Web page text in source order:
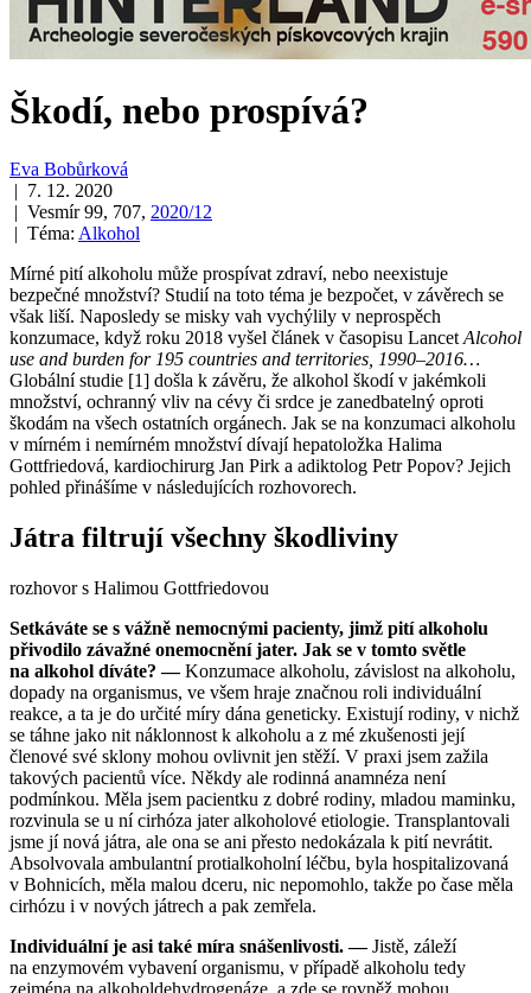
Škodí, nebo prospívá?
Eva Bobůrková
| 7. 12. 2020
| Vesmír 99, 707, 2020/12
| Téma: Alkohol
Mírné pití alkoholu může prospívat zdraví, nebo neexistuje
bezpečné množství? Studií na toto téma je bezpočet, v závěrech se
však liší. Naposledy se misky vah vychýlily v neprospěch
konzumace, když roku 2018 vyšel článek v časopisu Lancet Alcohol
use and burden for 195 countries and territories, 1990–2016…
Globální studie [1] došla k závěru, že alkohol škodí v jakémkoli
množství, ochranný vliv na cévy či srdce je zanedbatelný oproti
škodám na všech ostatních orgánech. Jak se na konzumaci alkoholu
v mírném i nemírném množství dívají hepatoložka Halima
Gottfriedová, kardiochirurg Jan Pirk a adiktolog Petr Popov? Jejich
pohled přinášíme v následujících rozhovorech.
Játra filtrují všechny škodliviny
rozhovor s Halimou Gottfriedovou
Setkáváte se s vážně nemocnými pacienty, jimž pití alkoholu
přivodilo závažné onemocnění jater. Jak se v tomto světle
na alkohol díváte? —Konzumace alkoholu, závislost na alkoholu,
dopady na organismus, ve všem hraje značnou roli individuální
reakce, a ta je do určité míry dána geneticky. Existují rodiny, v nichž
se táhne jako nit náklonnost k alkoholu a z mé zkušenosti její
členové své sklony mohou ovlivnit jen stěží. V praxi jsem zažila
takových pacientů více. Někdy ale rodinná anamnéza není
podmínkou. Měla jsem pacientku z dobré rodiny, mladou maminku,
rozvinula se u ní cirhóza jater alkoholové etiologie. Transplantovali
jsme jí nová játra, ale ona se ani přesto nedokázala k pití nevrátit.
Absolvovala ambulantní protialkoholní léčbu, byla hospitalizovaná
v Bohnicích, měla malou dceru, nic nepomohlo, takže po čase měla
cirhózu i v nových játrech a pak zemřela.
Individuální je asi také míra snášenlivosti. —Jistě, záleží
na enzymovém vybavení organismu, v případě alkoholu tedy
zejména na alkoholdehydrogenáze, a zde se rovněž mohou